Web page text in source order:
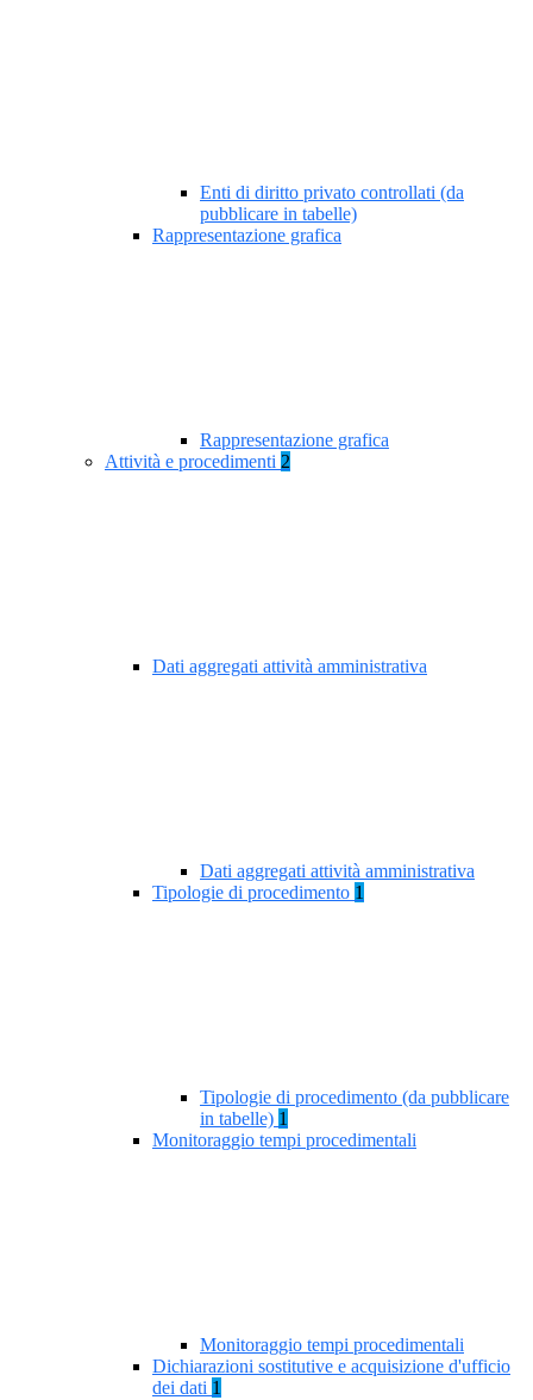
Enti di diritto privato controllati (da
pubblicare in tabelle)
Rappresentazione grafica
Rappresentazione grafica
Attività e procedimenti 2
Dati aggregati attività amministrativa
Dati aggregati attività amministrativa
Tipologie di procedimento 1
Tipologie di procedimento (da pubblicare
in tabelle) 1
Monitoraggio tempi procedimentali
Monitoraggio tempi procedimentali
Dichiarazioni sostitutive e acquisizione d'ufficio
dei dati 1